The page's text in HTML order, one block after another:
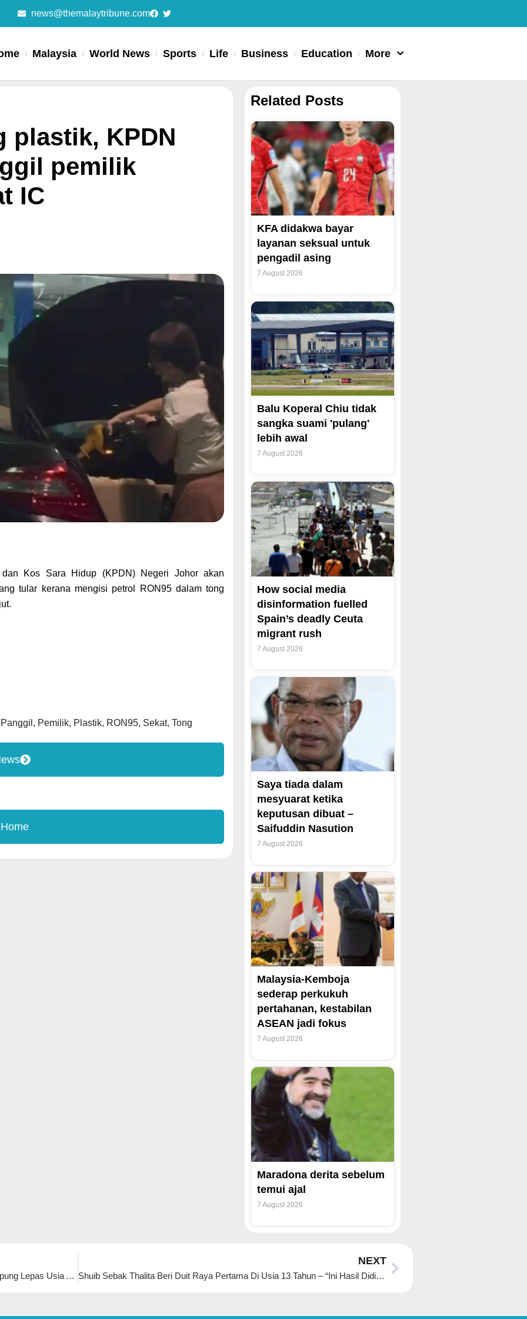
news@themalaytribune.com
Malaysia World News Sports Life Business Education More
plastik, KPDN
pemilik
IC
Kos Sara Hidup (KPDN) Negeri Johor akan
tular kerana mengisi petrol RON95 dalam tong
Panggil , Pemilik, Plastik, RON95, Sekat, Tong
Related Posts
KFA didakwa bayar
layanan seksual untuk
pengadil asing
7 August 2026
Balu Koperal Chiu tidak
sangka suami 'pulang'
lebih awal
7 August 2026
How social media
disinformation fuelled
Spain’s deadly Ceuta
migrant rush
7 August 2026
Saya tiada dalam
mesyuarat ketika
keputusan dibuat –
Saifuddin Nasution
7 August 2026
Malaysia-Kemboja
sederap perkukuh
pertahanan, kestabilan
ASEAN jadi fokus
7 August 2026
Maradona derita sebelum
temui ajal
7 August 2026
Ayda Jebat Ambil Langkah Berjaga-Jaga, Tunggu Balik Kampung Lepas Usia Anak Genap Setahun – “Datuk & Nenek Mereka Akan Datang KL Kalau Nak Jumpa”
NEXT
Shuib Sebak Thalita Beri Duit Raya Pertama Di Usia 13 Tahun – “Ini Hasil Didikan Watie, Pandai Ajar Anak-Anak Tentang Rezeki”
Next